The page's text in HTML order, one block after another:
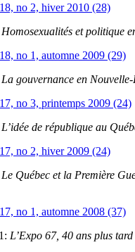
no 2, hiver 2010 (28)
Homosexualités et politique
no 1, automne 2009 (29)
La gouvernance en
no 3, printemps 2009 (24)
L’idée de république au
no 2, hiver 2009 (24)
Le Québec et la Première
no 1, automne 2008 (37)
L’Expo 67, 40 ans plus tard